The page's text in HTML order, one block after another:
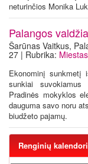
neturinčios Monika
Palangos
Šarūnas Vaitkus,
27 | Rubrika: Miestas
Ekonominį sunkmetį
sunkiai
Pradinės mokyklos
dauguma savo noru
biudžeto pajamų.
Renginių